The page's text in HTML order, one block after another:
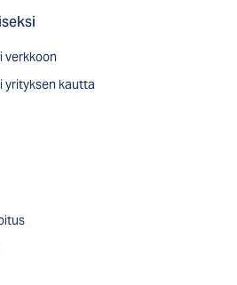
verkkoon
yrityksen kautta